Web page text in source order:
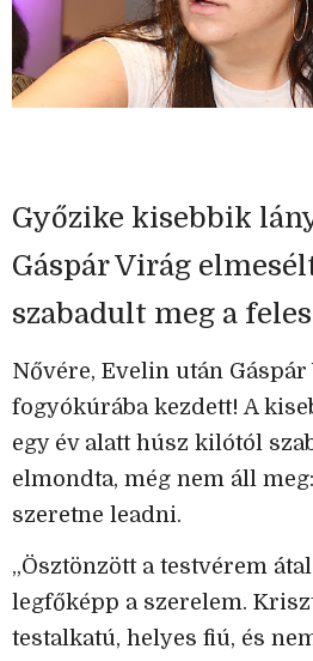
Győzike kisebbik
Gáspár Virág
szabadult meg a
Nővére, Evelin után
fogyókúrába kezdett! A
egy év alatt húsz kilótól
elmondta, még nem áll
szeretne leadni.
„Ösztönzött a testvérem
legfőképp a szerelem.
testalkatú, helyes fiú, és